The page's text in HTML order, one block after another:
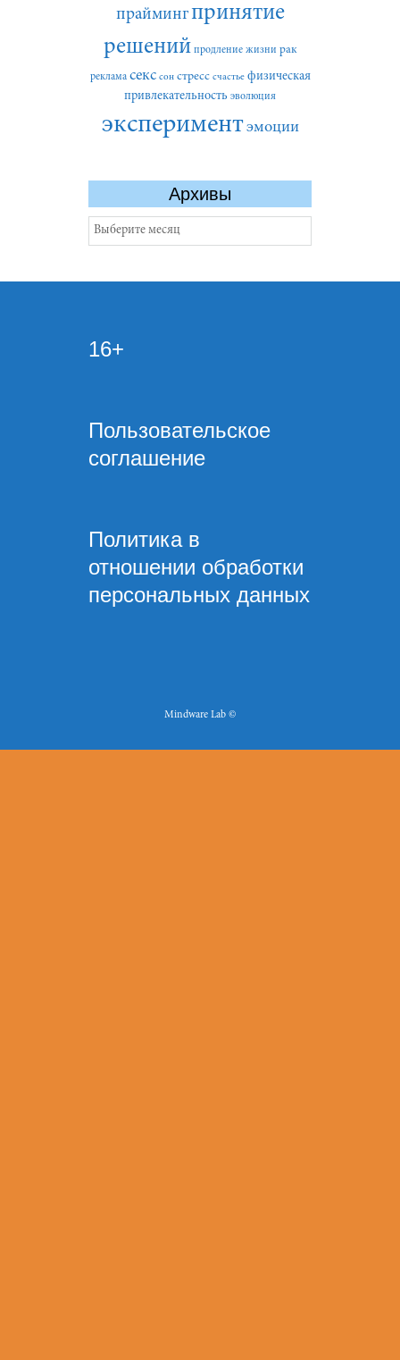
праймингпринятие
решений продление жизни рак
реклама секс сон стресс счастье физическая
привлекательность эволюция
экспериментэмоции
Архивы
Архивы
16+
Пользовательское
соглашение
Политика в
отношении обработки
персональных данных
Mindware Lab ©